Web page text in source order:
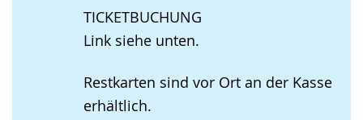
TICKETBUCHUNG
Link siehe unten.
Restkarten sind vor Ort an der Kasse
erhältlich.